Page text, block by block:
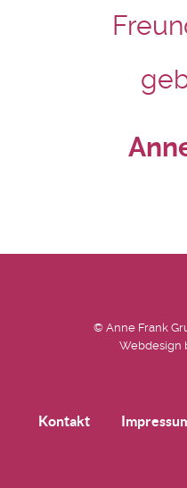
© Anne Frank
Webdesign
Kontakt